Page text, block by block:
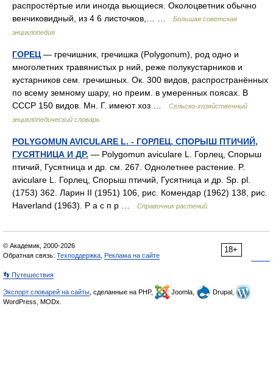
распростёртые или иногда вьющиеся. Околоцветник обычно
венчиковидный, из 4 6 листочков,… …
Большая советская
энциклопедия
ГОРЕЦ — гречишник, гречишкa (Polygonum), род одно и
многолетних травянистых р ний, реже полукустарников и
кустарников сем. гречишных. Ок. 300 видов, распространённых
по всему земному шару, но преим. в умеренных поясах. В
СССР 150 видов. Мн. Г. имеют хоз …
Сельско-хозяйственный
энциклопедический словарь
POLYGOMUN AVICULARE L. - ГОРЛЕЦ, СПОРЫШ ПТИЧИЙ,
ГУСЯТНИЦА И ДР. — Polygomun aviculare L. Горлец, Спорыш
птичий, Гусятница и др. см. 267. Однолетнее растение. P.
aviculare L. Горлец, Спорыш птичий, Гусятница и др. Sp. pl.
(1753) 362. Ларин II (1951) 106, рис. Комендар (1962) 138, рис.
Haverland (1963). Р а с п р …
Справочник растений
18+
© Академик, 2000-2026
Обратная связь: Техподдержка Реклама на сайте
👣 Путешествия
Экспорт словарей на сайты , сделанные на PHP, Joomla,
Drupal,
WordPress, MODx.